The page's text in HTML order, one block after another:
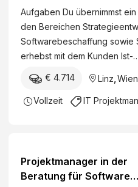
Aufgaben Du übernimmst
den Bereichen
Softwarebeschaffung sowie
erhebst mit dem Kunden Ist-
€ 4.714 Linz Wien
Vollzeit IT
Projektmanager in der
Beratung für Software